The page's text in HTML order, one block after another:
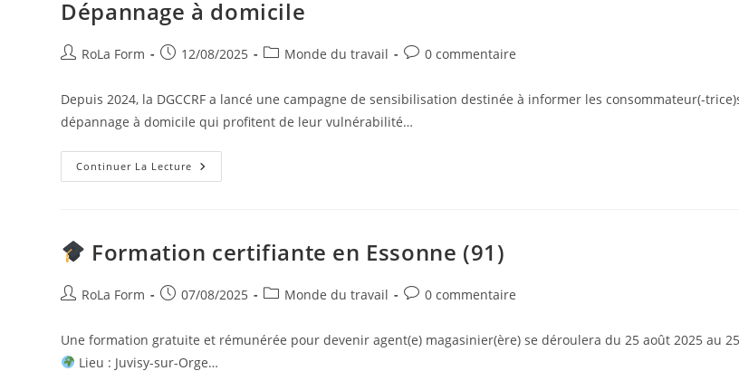
Dépannage à domicile
RoLa Form 12/08/2025 Monde du travail 0 commentaire
Depuis 2024, la DGCCRF a lancé une campagne de sensibilisation destinée à informer les consommateur(-
dépannage à domicile qui profitent de leur vulnérabilité…
Continuer La Lecture
Formation certifiante en Essonne (91)
RoLa Form 07/08/2025 Monde du travail 0 commentaire
Une formation gratuite et rémunérée pour devenir agent(e) magasinier(ère) se déroulera du 25 août 2025 au
Lieu : Juvisy-sur-Orge…